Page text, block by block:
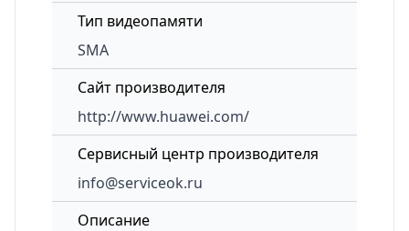
Тип видеопамяти
SMA
Сайт производителя
http://www.huawei.com/
Сервисный центр производителя
info@serviceok.ru
Описание